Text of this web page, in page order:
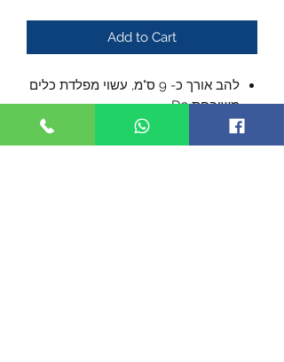
Add to Cart
להב אורך כ- 9 ס"מ, עשוי מפלדת כלים
משובחת D2.
הלהב נע על מייסבים.